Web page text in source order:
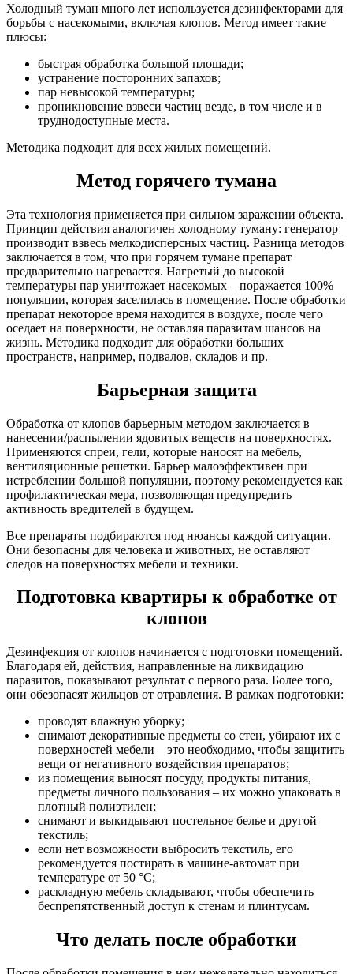
Холодный туман много лет используется дезинфекторами для
борьбы с насекомыми, включая клопов. Метод имеет такие
плюсы:
быстрая обработка большой площади;
устранение посторонних запахов;
пар невысокой температуры;
проникновение взвеси частиц везде, в том числе и в
труднодоступные места.
Методика подходит для всех жилых помещений.
Метод горячего тумана
Эта технология применяется при сильном заражении объекта.
Принцип действия аналогичен холодному туману: генератор
производит взвесь мелкодисперсных частиц. Разница методов
заключается в том, что при горячем тумане препарат
предварительно нагревается. Нагретый до высокой
температуры пар уничтожает насекомых – поражается 100%
популяции, которая заселилась в помещение. После обработки
препарат некоторое время находится в воздухе, после чего
оседает на поверхности, не оставляя паразитам шансов на
жизнь. Методика подходит для обработки больших
пространств, например, подвалов, складов и пр.
Барьерная защита
Обработка от клопов барьерным методом заключается в
нанесении/распылении ядовитых веществ на поверхностях.
Применяются спреи, гели, которые наносят на мебель,
вентиляционные решетки. Барьер малоэффективен при
истреблении большой популяции, поэтому рекомендуется как
профилактическая мера, позволяющая предупредить
активность вредителей в будущем.
Все препараты подбираются под нюансы каждой ситуации.
Они безопасны для человека и животных, не оставляют
следов на поверхностях мебели и техники.
Подготовка квартиры к обработке от
клопов
Дезинфекция от клопов начинается с подготовки помещений.
Благодаря ей, действия, направленные на ликвидацию
паразитов, показывают результат с первого раза. Более того,
они обезопасят жильцов от отравления. В рамках подготовки:
проводят влажную уборку;
снимают декоративные предметы со стен, убирают их с
поверхностей мебели – это необходимо, чтобы защитить
вещи от негативного воздействия препаратов;
из помещения выносят посуду, продукты питания,
предметы личного пользования – их можно упаковать в
плотный полиэтилен;
снимают и выкидывают постельное белье и другой
текстиль;
если нет возможности выбросить текстиль, его
рекомендуется постирать в машине-автомат при
температуре от 50 °C;
раскладную мебель складывают, чтобы обеспечить
беспрепятственный доступ к стенам и плинтусам.
Что делать после обработки